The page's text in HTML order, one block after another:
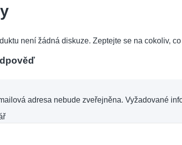
není žádná diskuze. Zeptejte se na cokoliv,
adresa nebude zveřejněna. Vyžadované